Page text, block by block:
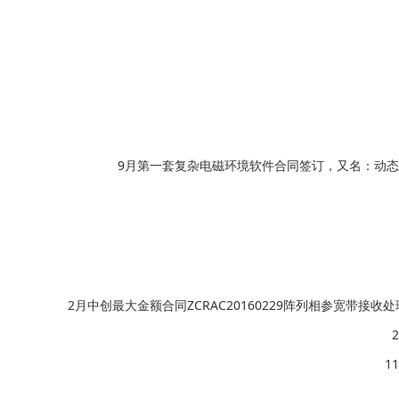
9月第一套复杂电磁环境软件合同签订，又名：动
2月中创最大金额合同ZCRAC20160229阵列相参宽带接收